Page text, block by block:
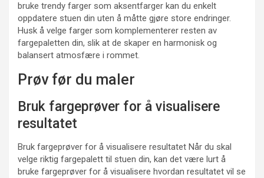
bruke trendy farger som aksentfarger kan du enkelt
oppdatere stuen din uten å måtte gjøre store endringer.
Husk å velge farger som komplementerer resten av
fargepaletten din, slik at de skaper en harmonisk og
balansert atmosfære i rommet.
Prøv før du maler
Bruk fargeprøver for å visualisere
resultatet
Bruk fargeprøver for å visualisere resultatet Når du skal
velge riktig fargepalett til stuen din, kan det være lurt å
bruke fargeprøver for å visualisere hvordan resultatet vil se